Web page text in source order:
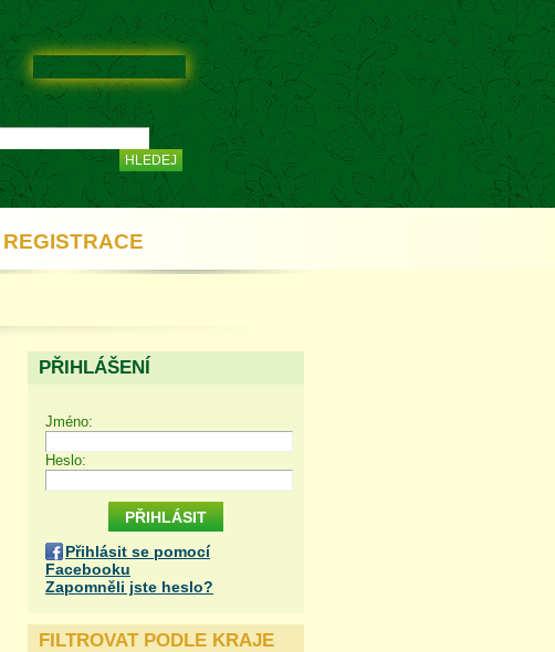
REGISTRACE
PŘIHLÁŠENÍ
Jméno:
Heslo:
Přihlásit se pomocí
Facebooku
Zapomněli jste heslo?
FILTROVAT PODLE KRAJE